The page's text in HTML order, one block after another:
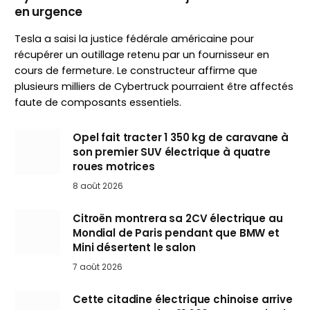
en urgence
Tesla a saisi la justice fédérale américaine pour
récupérer un outillage retenu par un fournisseur en
cours de fermeture. Le constructeur affirme que
plusieurs milliers de Cybertruck pourraient être affectés
faute de composants essentiels.
Opel fait tracter 1 350 kg de caravane à
son premier SUV électrique à quatre
roues motrices
8 août 2026
Citroën montrera sa 2CV électrique au
Mondial de Paris pendant que BMW et
Mini désertent le salon
7 août 2026
Cette citadine électrique chinoise arrive